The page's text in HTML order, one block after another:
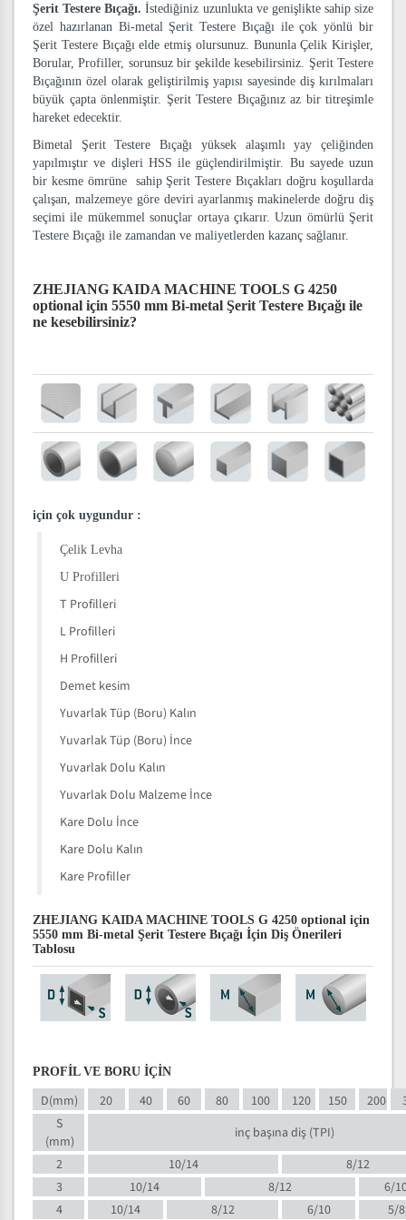
Şerit Testere Bıçağı.İstediğiniz uzunlukta ve genişlikte sahip size
özel hazırlanan Bi-metal Şerit Testere Bıçağı ile çok yönlü bir
Şerit Testere Bıçağı elde etmiş olursunuz. Bununla Çelik Kirişler,
Borular, Profiller, sorunsuz bir şekilde kesebilirsiniz. Şerit Testere
Bıçağının özel olarak geliştirilmiş yapısı sayesinde diş kırılmaları
büyük çapta önlenmiştir. Şerit Testere Bıçağınız az bir titreşimle
hareket edecektir.
Bimetal Şerit Testere Bıçağı yüksek alaşımlı yay çeliğinden
yapılmıştır ve dişleri HSS ile güçlendirilmiştir. Bu sayede uzun
bir kesme ömrüne sahip Şerit Testere Bıçakları doğru koşullarda
çalışan, malzemeye göre deviri ayarlanmış makinelerde doğru diş
seçimi ile mükemmel sonuçlar ortaya çıkarır. Uzun ömürlü Şerit
Testere Bıçağı ile zamandan ve maliyetlerden kazanç sağlanır.
ZHEJIANG KAIDA MACHINE TOOLS G 4250
optional için 5550 mm Bi-metal Şerit Testere Bıçağı ile
ne kesebilirsiniz?
için çok uygundur :
Çelik Levha
U Profilleri
T Profilleri
L Profilleri
H Profilleri
Demet kesim
Yuvarlak Tüp (Boru) Kalın
Yuvarlak Tüp (Boru) İnce
Yuvarlak Dolu Kalın
Yuvarlak Dolu Malzeme İnce
Kare Dolu İnce
Kare Dolu Kalın
Kare Profiller
ZHEJIANG KAIDA MACHINE TOOLS G 4250 optional için
5550 mm Bi-metal Şerit Testere Bıçağı İçin Diş Önerileri
Tablosu
PROFİL VE BORU İÇİN
D(mm) 20 40 60 80 100 120 150 200
S
(mm)
inç başına diş (TPI)
2
10/14
8/12
3
10/14 8/12
6/
4
10/14 8/12 6/10
5/8